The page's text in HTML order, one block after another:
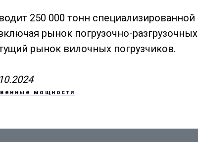
250 000 тонн специализированной
рынок погрузочно-разгрузочных
рынок вилочных погрузчиков.
мощности